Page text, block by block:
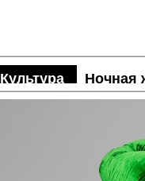
Культура Ночная